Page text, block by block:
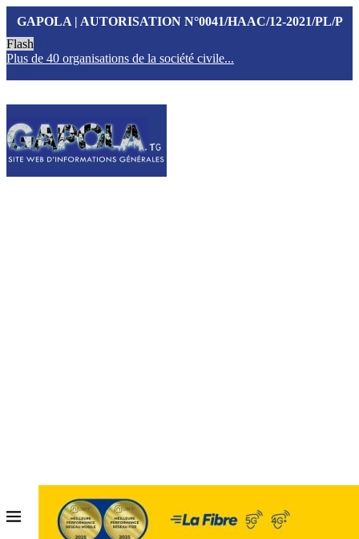
GAPOLA | AUTORISATION N°0041/HAAC/12-2021/PL/P
Flash
Plus de 40 organisations de la société civile...